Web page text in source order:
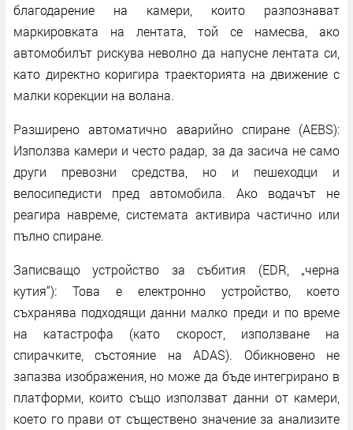
благодарение на камери, които разпознават
маркировката на лентата, той се намесва, ако
автомобилът рискува неволно да напусне лентата си,
като директно коригира траекторията на движение с
малки корекции на волана.
Разширено автоматично аварийно спиране (AEBS):
Използва камери и често радар, за да засича не само
други превозни средства, но и пешеходци и
велосипедисти пред автомобила. Ако водачът не
реагира навреме, системата активира частично или
пълно спиране.
Записващо устройство за събития (EDR, „черна
кутия“): Това е електронно устройство, което
съхранява подходящи данни малко преди и по време
на катастрофа (като скорост, използване на
спирачките, състояние на ADAS). Обикновено не
запазва изображения, но може да бъде интегрирано в
платформи, които също използват данни от камери,
което го прави от съществено значение за анализите